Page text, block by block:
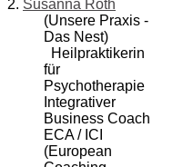
2. Susanna Roth
(Unsere Praxis -
Das Nest)
Heilpraktikerin
für
Psychotherapie
Integrativer
Business Coach
ECA / ICI
(European